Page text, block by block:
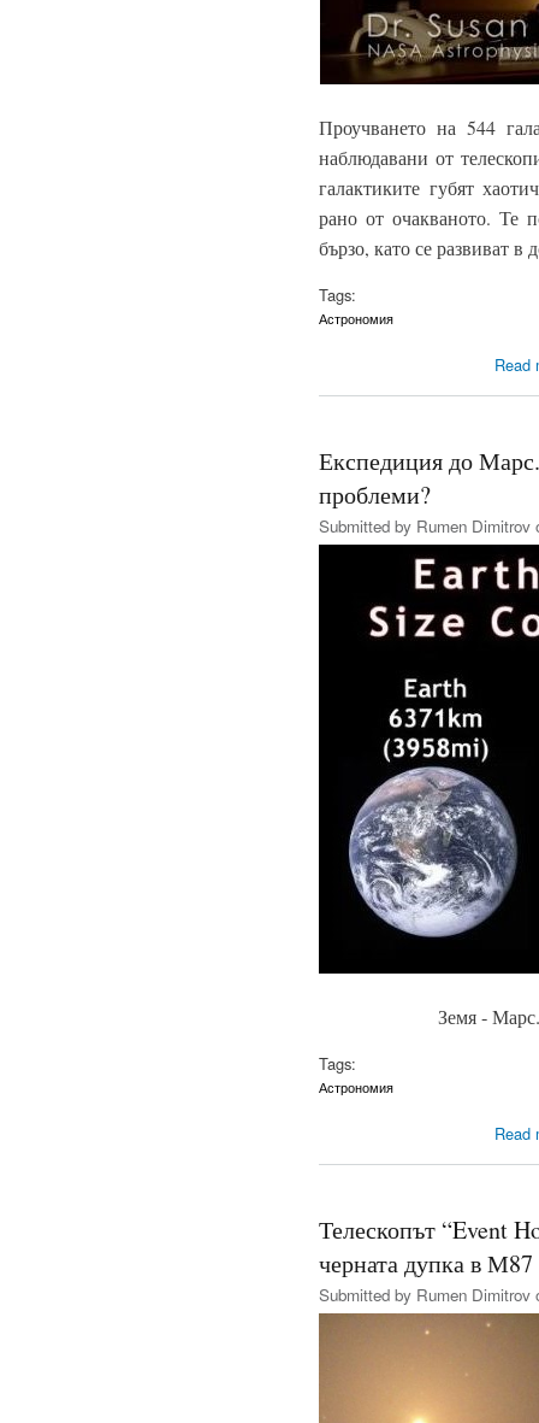
Проучването на 544
наблюдавани от
галактиките губят
рано от очакваното. Те
бързо, като се развиват
Tags:
Астрономия
Read
Експедиция до
проблеми?
Submitted by Rumen Dimitrov
Земя -
Tags:
Астрономия
Read
Телескопът “Event
черната дупка в М87
Submitted by Rumen Dimitrov